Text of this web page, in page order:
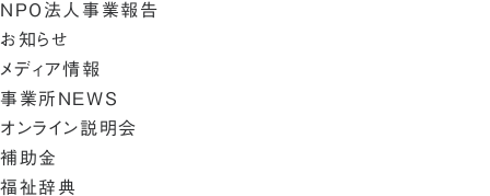
NPO法人事業報告
お知らせ
メディア情報
事業所NEWS
オンライン説明会
補助金
福祉辞典